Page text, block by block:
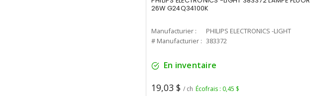
26W G24Q34100K
Manufacturier :
PHILIPS ELECTRONICS -LIGHT
# Manufacturier : 383372
En inventaire
19,03 $ / ch Écofrais : 0,45 $